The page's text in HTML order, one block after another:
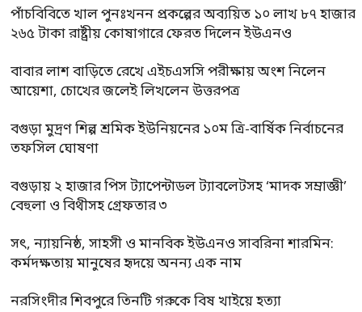
পাঁচবিবিতে খাল পুনঃখনন প্রকল্পের অব্যয়িত ১০ লাখ ৮৭ হাজার
২৬৫ টাকা রাষ্ট্রীয় কোষাগারে ফেরত দিলেন ইউএনও
বাবার লাশ বাড়িতে রেখে এইচএসসি পরীক্ষায় অংশ নিলেন
আয়েশা, চোখের জলেই লিখলেন উত্তরপত্র
বগুড়া মুদ্রণ শিল্প শ্রমিক ইউনিয়নের ১০ম ত্রি-বার্ষিক নির্বাচনের
তফসিল ঘোষণা
বগুড়ায় ২ হাজার পিস ট্যাপেন্টাডল ট্যাবলেটসহ ‘মাদক সম্রাজ্ঞী’
বেহুলা ও বিথীসহ গ্রেফতার ৩
সৎ, ন্যায়নিষ্ঠ, সাহসী ও মানবিক ইউএনও সাবরিনা শারমিন:
কর্মদক্ষতায় মানুষের হৃদয়ে অনন্য এক নাম
নরসিংদীর শিবপুরে তিনটি গরুকে বিষ খাইয়ে হত্যা